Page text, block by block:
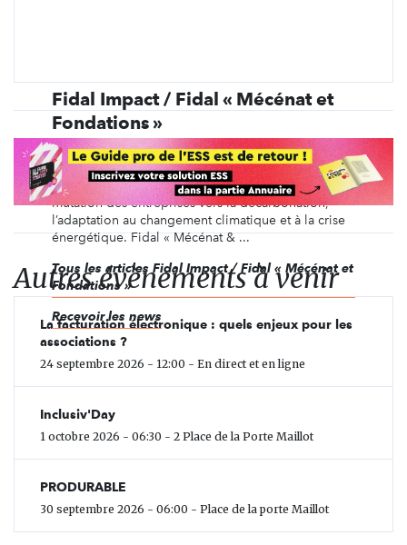
Fidal Impact / Fidal « Mécénat et
Fondations »
Fidal Impact réunit des expertises autour du droit,
de la stratégie et du financement pour développer
des solutions et de nouveaux formats permettant la
mutation des entreprises vers la décarbonation,
l’adaptation au changement climatique et à la crise
énergétique. Fidal « Mécénat & ...
Tous les articles Fidal Impact / Fidal « Mécénat et
Fondations »
Recevoir les news
Autres évènements à venir
La facturation électronique : quels enjeux pour les
associations ?
24 septembre 2026 - 12:00 - En direct et en ligne
Inclusiv'Day
1 octobre 2026 - 06:30 - 2 Place de la Porte Maillot
PRODURABLE
30 septembre 2026 - 06:00 - Place de la porte Maillot